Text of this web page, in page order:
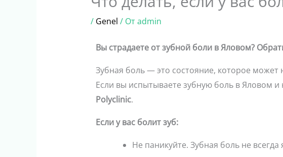
/ Genel / Отadmin
Вы страдаете от зубной боли в Яловом?
Зубная боль — это состояние, которое может
Если вы испытываете зубную боль в Яловом
Polyclinic.
Если у вас болит зуб:
Не паникуйте. Зубная боль не